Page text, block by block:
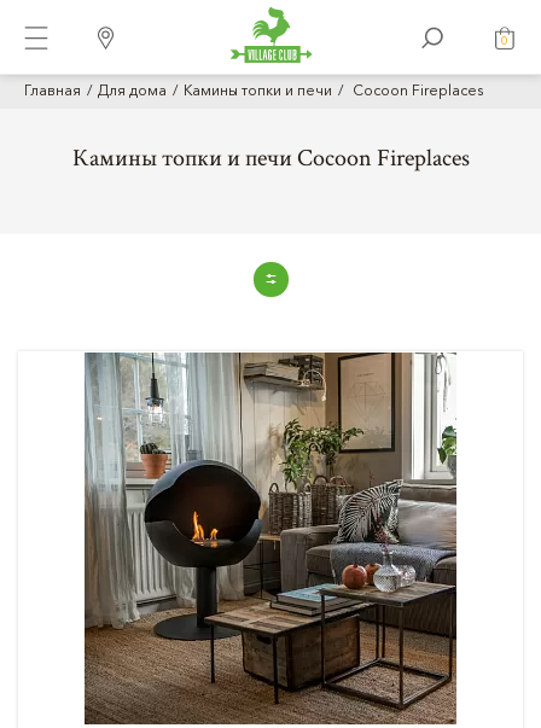
0
Главная Для дома Камины топки и печи Cocoon Fireplaces
Камины топки и печи Cocoon Fireplaces